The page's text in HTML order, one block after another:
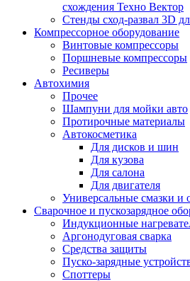
схождения Техно Вектор
Стенды сход-развал 3D
Компрессорное оборудование
Винтовые компрессоры
Поршневые компрессоры
Ресиверы
Автохимия
Прочее
Шампуни для мойки авто
Протирочные материалы
Автокосметика
Для дисков и шин
Для кузова
Для салона
Для двигателя
Универсальные смазки и
Сварочное и пускозарядное
Индукционные
Аргонодуговая сварка
Средства защиты
Пуско-зарядные
Споттеры